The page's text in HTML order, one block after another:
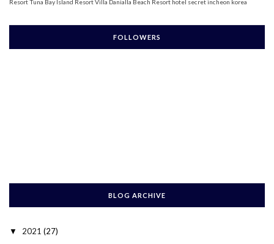
ResortTuna Bay Island ResortVilla Danialla Beach Resort hotel secret incheon korea
FOLLOWERS
BLOG ARCHIVE
▼ 2021 (27)